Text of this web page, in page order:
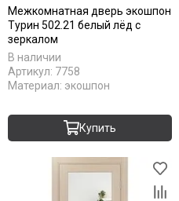
Межкомнатная дверь экошпон
Турин 502.21 белый лёд с
зеркалом
В наличии
Артикул: 7758
Материал: экошпон
Купить